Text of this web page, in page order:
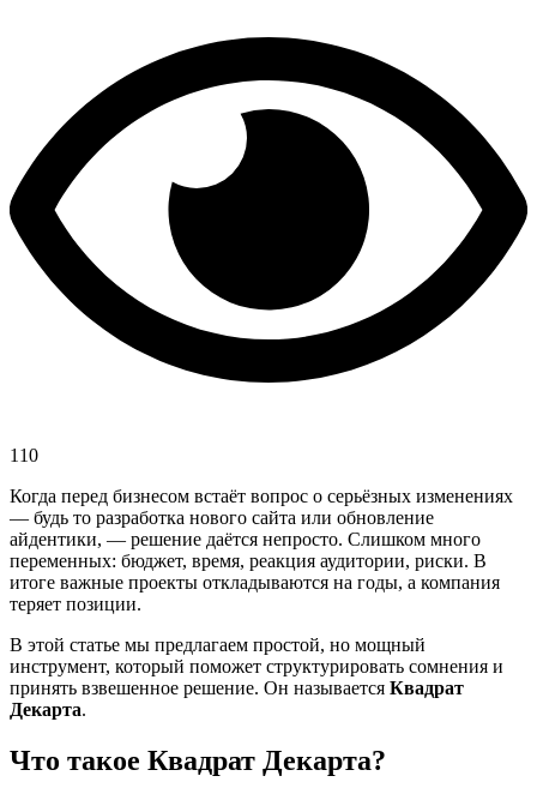
110
Когда перед бизнесом встаёт вопрос о серьёзных изменениях
— будь то разработка нового сайта или обновление
айдентики, — решение даётся непросто. Слишком много
переменных: бюджет, время, реакция аудитории, риски. В
итоге важные проекты откладываются на годы, а компания
теряет позиции.
В этой статье мы предлагаем простой, но мощный
инструмент, который поможет структурировать сомнения и
принять взвешенное решение. Он называется Квадрат
Декарта.
Что такое Квадрат Декарта?